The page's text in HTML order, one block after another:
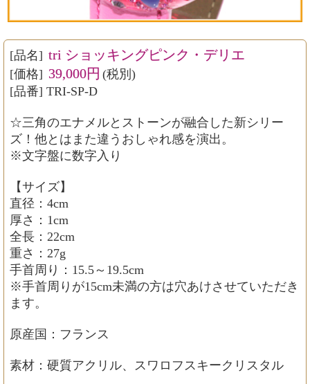
[品名] tri ショッキングピンク・デリエ
[価格] 39,000円 (税別)
[品番] TRI-SP-D
☆三角のエナメルとストーンが融合した新シリー
ズ！他とはまた違うおしゃれ感を演出。
※文字盤に数字入り
【サイズ】
直径：4cm
厚さ：1cm
全長：22cm
重さ：27g
手首周り：15.5～19.5cm
※手首周りが15cm未満の方は穴あけさせていただき
ます。
原産国：フランス
素材：硬質アクリル、スワロフスキークリスタル